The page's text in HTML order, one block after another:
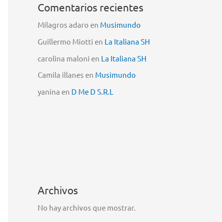
Comentarios recientes
Milagros adaro en Musimundo
Guillermo Miotti en La Italiana SH
carolina maloni en La Italiana SH
Camila illanes en Musimundo
yanina en D Me D S.R.L
Archivos
No hay archivos que mostrar.